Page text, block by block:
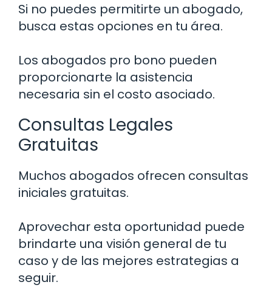
Si no puedes permitirte un abogado,
busca estas opciones en tu área.
Los abogados pro bono pueden
proporcionarte la asistencia
necesaria sin el costo asociado.
Consultas Legales
Gratuitas
Muchos abogados ofrecen consultas
iniciales gratuitas.
Aprovechar esta oportunidad puede
brindarte una visión general de tu
caso y de las mejores estrategias a
seguir.